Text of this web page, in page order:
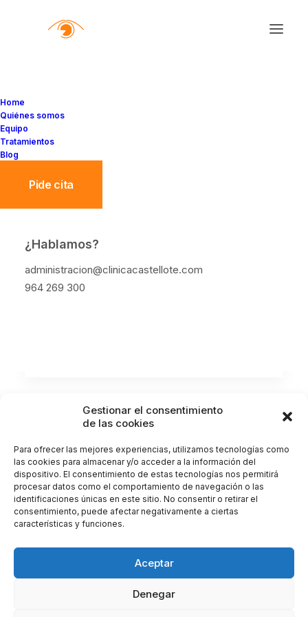
Gestionar el consentimiento
de las cookies
Para ofrecer las mejores experiencias, utilizamos tecnologías como
las cookies para almacenar y/o acceder a la información del
dispositivo. El consentimiento de estas tecnologías nos permitirá
procesar datos como el comportamiento de navegación o las
identificaciones únicas en este sitio. No consentir o retirar el
consentimiento, puede afectar negativamente a ciertas
características y funciones.
Aceptar
Denegar
Home
Quiénes somos
Equipo
Tratamientos
Blog
Pide cita
¿Hablamos?
administracion@clinicacastellote.com
964 269 300
para tratar el glaucoma
El glaucoma es una de las principales